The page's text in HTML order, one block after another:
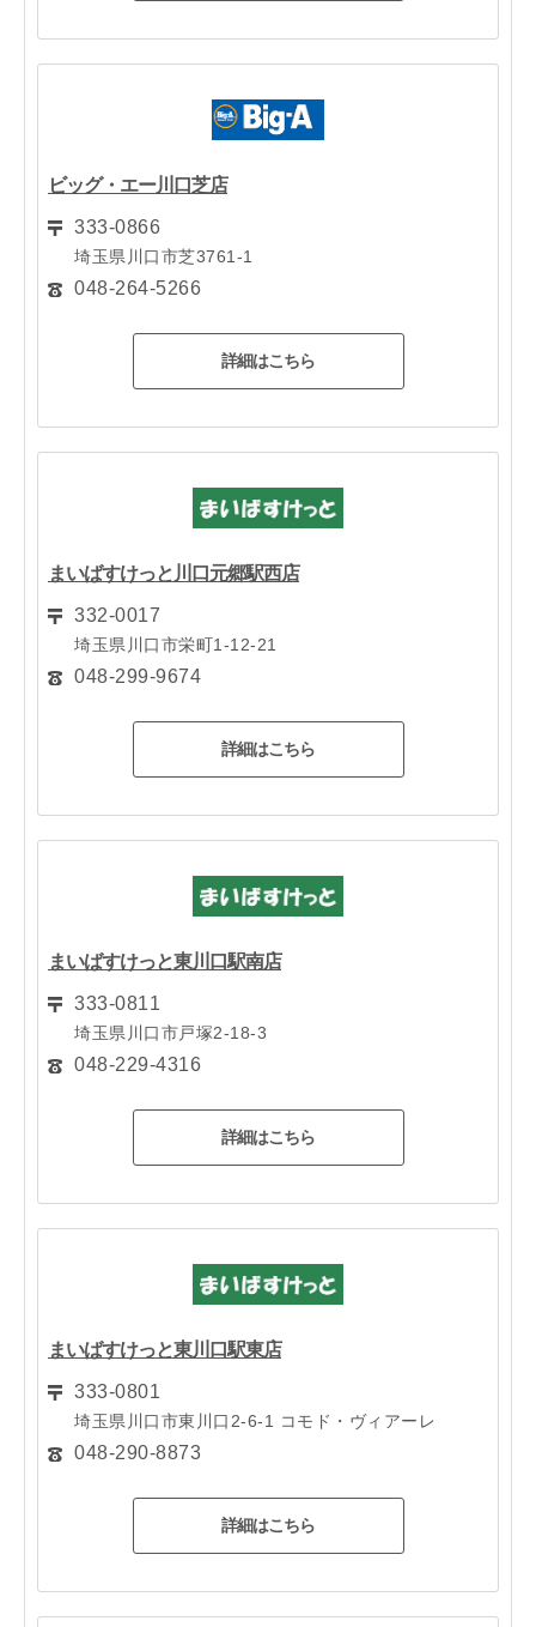
ビッグ・エー川口芝店
333-0866
埼玉県川口市芝3761-1
048-264-5266
詳細はこちら
まいばすけっと川口元郷駅西店
332-0017
埼玉県川口市栄町1-12-21
048-299-9674
詳細はこちら
まいばすけっと東川口駅南店
333-0811
埼玉県川口市戸塚2-18-3
048-229-4316
詳細はこちら
まいばすけっと東川口駅東店
333-0801
埼玉県川口市東川口2-6-1 コモド・ヴィアーレ
048-290-8873
詳細はこちら